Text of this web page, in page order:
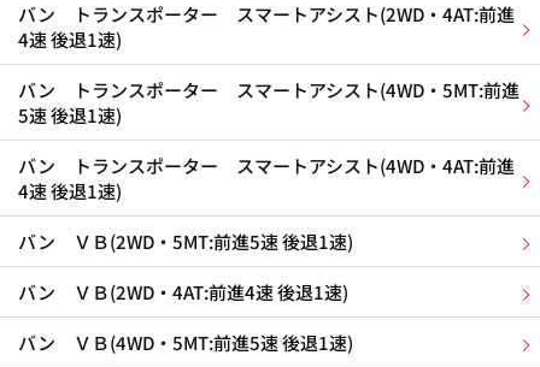
バン トランスポーター スマートアシスト(2WD・4AT:前進
4速 後退1速)
バン トランスポーター スマートアシスト(4WD・5MT:前進
5速 後退1速)
バン トランスポーター スマートアシスト(4WD・4AT:前進
4速 後退1速)
バン ＶＢ(2WD・5MT:前進5速 後退1速)
バン ＶＢ(2WD・4AT:前進4速 後退1速)
バン ＶＢ(4WD・5MT:前進5速 後退1速)